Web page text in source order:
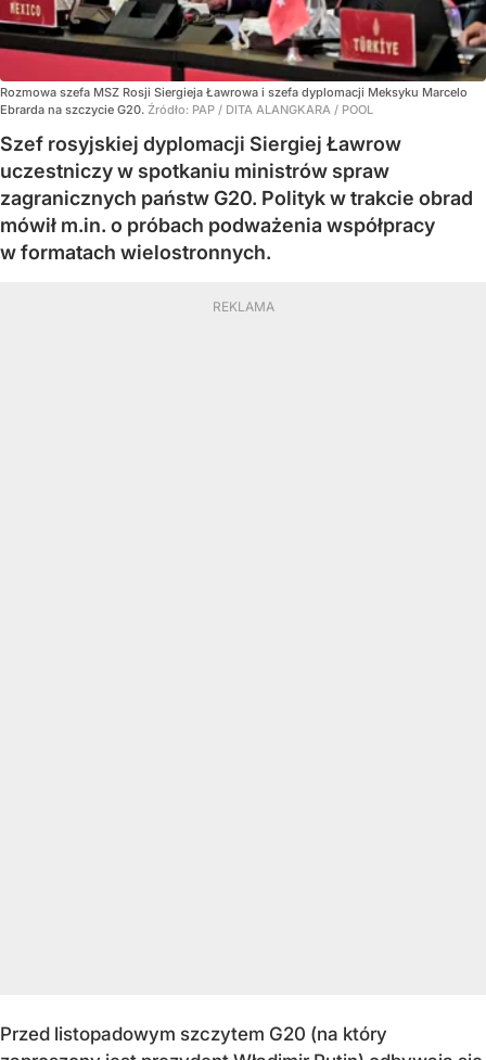
Rozmowa szefa MSZ Rosji Siergieja Ławrowa i szefa dyplomacji Meksyku Marcelo
Ebrarda na szczycie G20. Źródło: PAP / DITA ALANGKARA / POOL
Szef rosyjskiej dyplomacji Siergiej Ławrow
uczestniczy w spotkaniu ministrów spraw
zagranicznych państw G20. Polityk w trakcie obrad
mówił m.in. o próbach podważenia współpracy
w formatach wielostronnych.
Przed listopadowym szczytem G20 (na który